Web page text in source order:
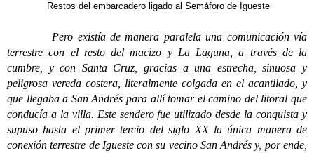
Restos del embarcadero ligado al Semáforo de Igueste
Pero existía de manera paralela una comunicación vía
terrestre con el resto del macizo y La Laguna, a través de la
cumbre, y con Santa Cruz, gracias a una estrecha, sinuosa y
peligrosa vereda costera, literalmente colgada en el acantilado, y
que llegaba a San Andrés para allí tomar el camino del litoral que
conducía a la villa. Este sendero fue utilizado desde la conquista y
supuso hasta el primer tercio del siglo XX la única manera de
conexión terrestre de Igueste con su vecino San Andrés y, por ende,